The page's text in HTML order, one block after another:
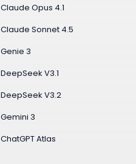
Claude Opus 4.1
Claude Sonnet 4.5
Genie 3
DeepSeek V3.1
DeepSeek V3.2
Gemini 3
ChatGPT Atlas